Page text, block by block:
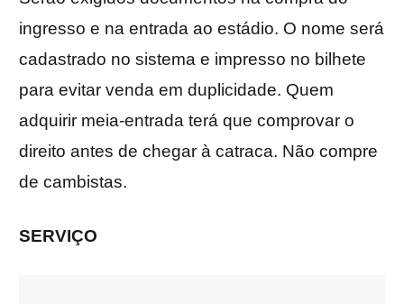
ingresso e na entrada ao estádio. O nome será
cadastrado no sistema e impresso no bilhete
para evitar venda em duplicidade. Quem
adquirir meia-entrada terá que comprovar o
direito antes de chegar à catraca. Não compre
de cambistas.
SERVIÇO